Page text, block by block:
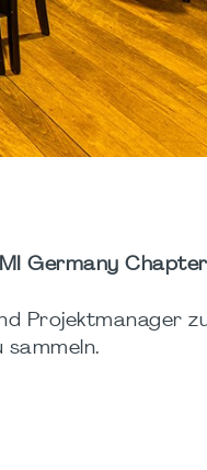
Germany
Projektmanager
sammeln.